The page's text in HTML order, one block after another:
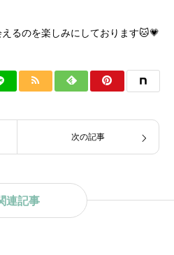
るのを楽しみにしております🐱💗
次の記事
連記事